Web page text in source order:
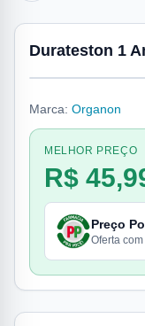
Durateston 1
Marca: Organon
MELHOR PREÇO
R$
Preço
Oferta